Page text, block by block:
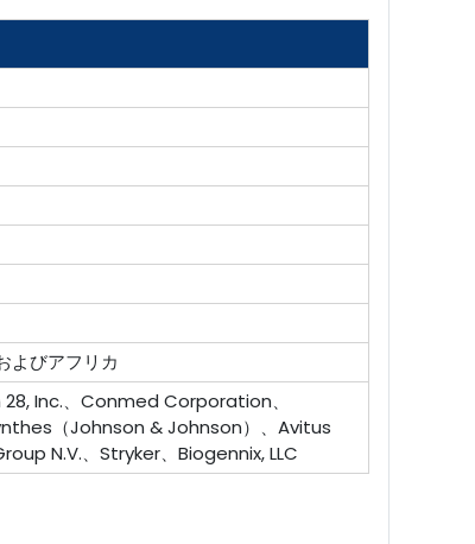
よびアフリカ
Inc.、Conmed Corporation、
（Johnson & Johnson）、Avitus
N.V.、Stryker、Biogennix, LLC